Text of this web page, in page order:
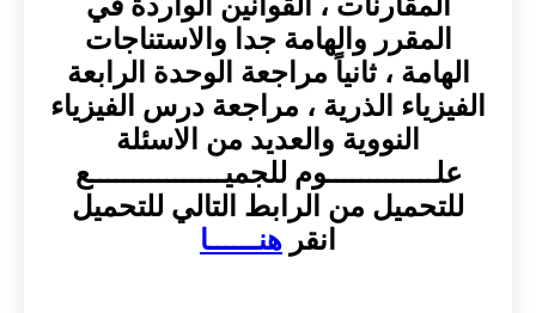
المقرر والهامة جدا والاستناجات
الهامة ، ثانياً مراجعة الوحدة الرابعة
الفيزياء الذرية ، مراجعة درس الفيزياء
النووية والعديد من الاسئلة
علـــــــــــــوم للجميــــــــــــــــع
للتحميل من الرابط التالي للتحميل
انقر هنــــــا